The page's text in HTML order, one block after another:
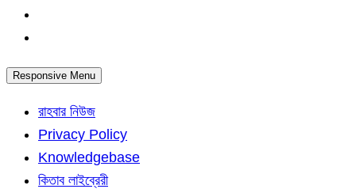
Responsive Menu
রাহবার নিউজ
Privacy Policy
Knowledgebase
কিতাব লাইব্রেরী